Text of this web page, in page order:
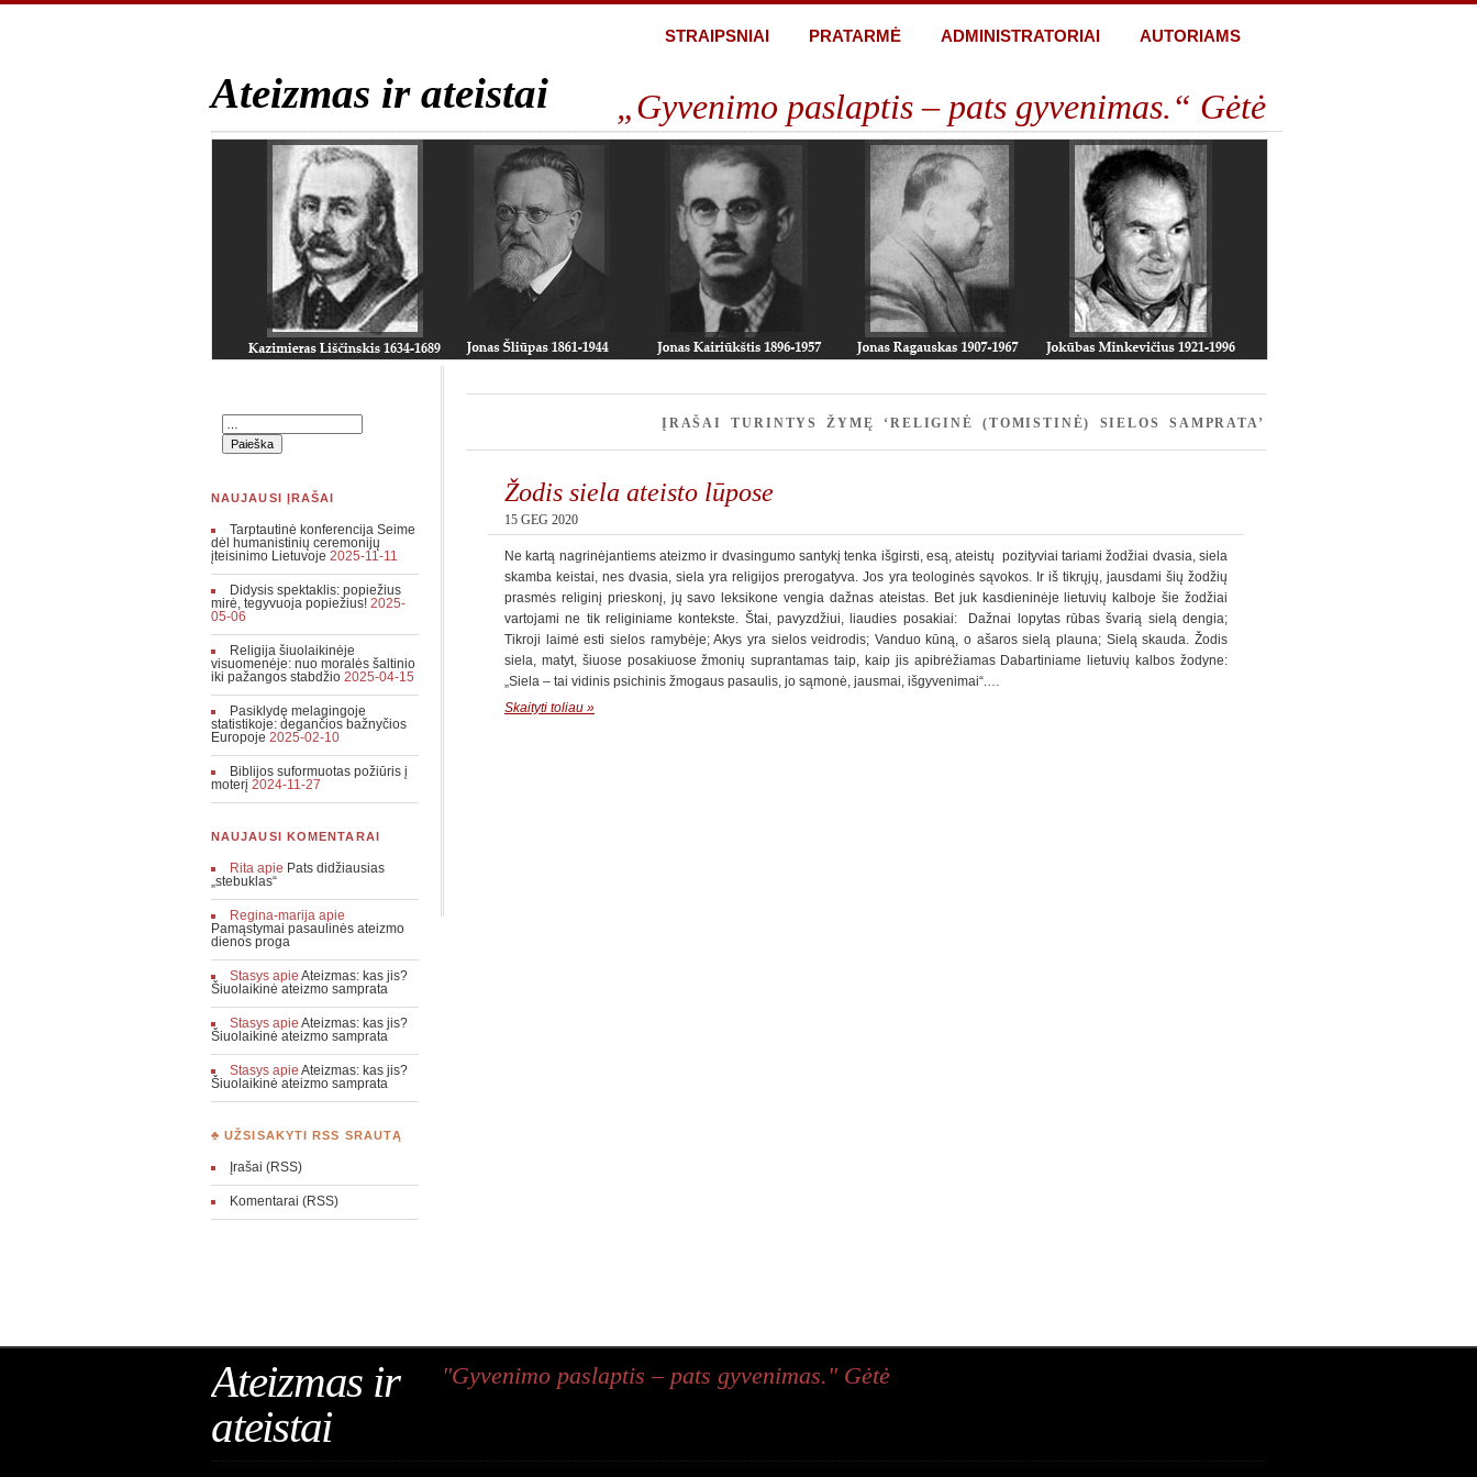
STRAIPSNIAI PRATARMĖ ADMINISTRATORIAI AUTORIAMS
Ateizmas ir ateistai „Gyvenimo paslaptis – pats gyvenimas.“ Gėtė
ĮRAŠAI TURINTYS ŽYMĘ ‘RELIGINĖ (TOMISTINĖ) SIELOS SAMPRATA’
Žodis siela ateisto lūpose
15 GEG 2020
Ne kartą nagrinėjantiems ateizmo ir dvasingumo santykį tenka išgirsti, esą, ateistų pozityviai tariami žodžiai dvasia, siela
skamba keistai, nes dvasia, siela yra religijos prerogatyva. Jos yra teologinės sąvokos. Ir iš tikrųjų, jausdami šių žodžių
prasmės religinį prieskonį, jų savo leksikone vengia dažnas ateistas. Bet juk kasdieninėje lietuvių kalboje šie žodžiai
vartojami ne tik religiniame kontekste. Štai, pavyzdžiui, liaudies posakiai: Dažnai lopytas rūbas švarią sielą dengia;
Tikroji laimė esti sielos ramybėje; Akys yra sielos veidrodis; Vanduo kūną, o ašaros sielą plauna; Sielą skauda. Žodis
siela, matyt, šiuose posakiuose žmonių suprantamas taip, kaip jis apibrėžiamas Dabartiniame lietuvių kalbos žodyne:
„Siela – tai vidinis psichinis žmogaus pasaulis, jo sąmonė, jausmai, išgyvenimai“.…
Skaityti toliau »
NAUJAUSI ĮRAŠAI
Tarptautinė konferencija Seime
dėl humanistinių ceremonijų
įteisinimo Lietuvoje 2025-11-11
Didysis spektaklis: popiežius
mirė, tegyvuoja popiežius! 2025-
05-06
Religija šiuolaikinėje
visuomenėje: nuo moralės šaltinio
iki pažangos stabdžio 2025-04-15
Pasiklydę melagingoje
statistikoje: degančios bažnyčios
Europoje 2025-02-10
Biblijos suformuotas požiūris į
moterį 2024-11-27
NAUJAUSI KOMENTARAI
Rita apie Pats didžiausias
„stebuklas“
Regina-marija apie
Pamąstymai pasaulinės ateizmo
dienos proga
Stasys apieAteizmas: kas jis?
Šiuolaikinė ateizmo samprata
Stasys apieAteizmas: kas jis?
Šiuolaikinė ateizmo samprata
Stasys apieAteizmas: kas jis?
Šiuolaikinė ateizmo samprata
♣ UŽSISAKYTI RSS SRAUTĄ
Įrašai (RSS)
Komentarai (RSS)
Ateizmas ir
ateistai
"Gyvenimo paslaptis – pats gyvenimas." Gėtė